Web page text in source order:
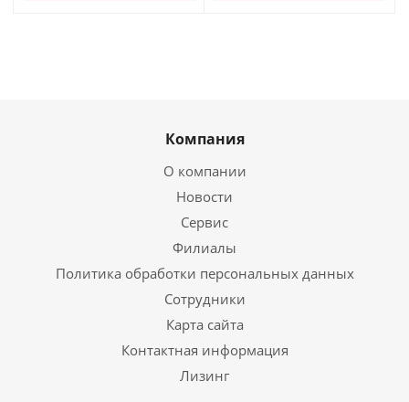
Компания
О компании
Новости
Сервис
Филиалы
Политика обработки персональных данных
Сотрудники
Карта сайта
Контактная информация
Лизинг